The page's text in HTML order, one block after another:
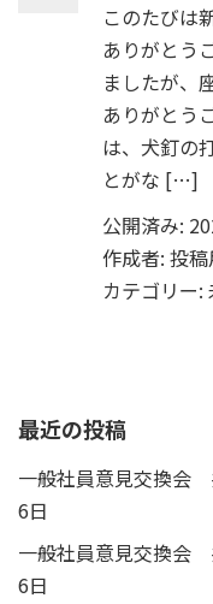
このたびは
ありがとう
ましたが、
ありがとう
は、犬釘の
とがな […]
公開済み:
作成者: 投
カテゴリー:
最近の投稿
一般社員意見交換
6日
一般社員意見交換
6日